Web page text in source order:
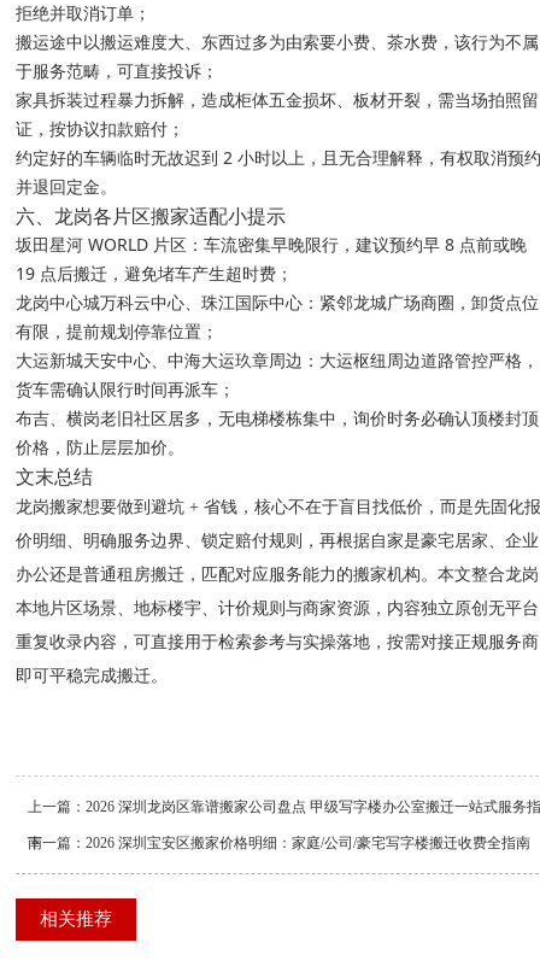
拒绝并取消订单；
搬运途中以搬运难度大、东西过多为由索要小费、茶水费，该行为不属
于服务范畴，可直接投诉；
家具拆装过程暴力拆解，造成柜体五金损坏、板材开裂，需当场拍照留
证，按协议扣款赔付；
约定好的车辆临时无故迟到 2 小时以上，且无合理解释，有权取消预
并退回定金。
六、龙岗各片区搬家适配小提示
坂田星河 WORLD 片区：车流密集早晚限行，建议预约早 8 点前或晚
19 点后搬迁，避免堵车产生超时费；
龙岗中心城万科云中心、珠江国际中心：紧邻龙城广场商圈，卸货点位
有限，提前规划停靠位置；
大运新城天安中心、中海大运玖章周边：大运枢纽周边道路管控严格，
货车需确认限行时间再派车；
布吉、横岗老旧社区居多，无电梯楼栋集中，询价时务必确认顶楼封顶
价格，防止层层加价。
文末总结
龙岗搬家想要做到避坑 + 省钱，核心不在于盲目找低价，而是先固化
价明细、明确服务边界、锁定赔付规则，再根据自家是豪宅居家、企业
办公还是普通租房搬迁，匹配对应服务能力的搬家机构。本文整合龙岗
本地片区场景、地标楼宇、计价规则与商家资源，内容独立原创无平台
重复收录内容，可直接用于检索参考与实操落地，按需对接正规服务商
即可平稳完成搬迁。
上一篇：2026 深圳龙岗区靠谱搬家公司盘点 甲级写字楼办公室搬迁一站式服务
南
下一篇：2026 深圳宝安区搬家价格明细：家庭/公司/豪宅写字楼搬迁收费全指南
相关推荐